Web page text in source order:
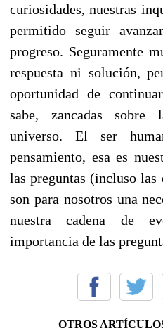
curiosidades, nuestras
permitido seguir
progreso. Seguramente
respuesta ni solución,
oportunidad de
sabe, zancadas sobre
universo. El ser
pensamiento, esa es
las preguntas (incluso las
son para nosotros una
nuestra cadena de
importancia de las
OTROS